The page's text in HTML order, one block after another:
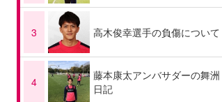
3 高木俊幸選手の負傷について
4
藤本康太アンバサダーの舞洲
日記